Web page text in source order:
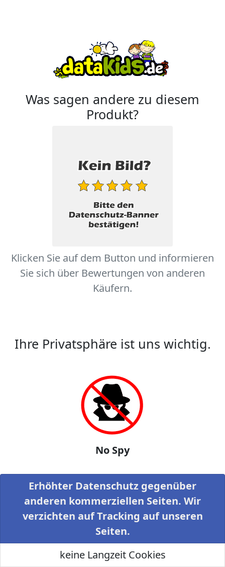
Was sagen andere zu diesem
Produkt?
Klicken Sie auf dem Button und informieren
Sie sich über Bewertungen von anderen
Käufern.
Ihre Privatsphäre ist uns wichtig.
No Spy
Erhöhter Datenschutz gegenüber
anderen kommerziellen Seiten. Wir
verzichten auf Tracking auf unseren
Seiten.
keine Langzeit Cookies